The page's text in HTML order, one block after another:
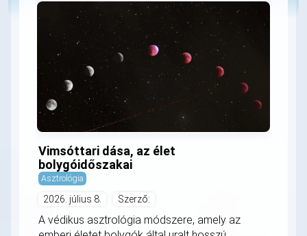
Vimsóttari dása, az élet
bolygóidőszakai
Asztrológia
2026. július 8. Szerző:
A védikus asztrológia módszere, amely az